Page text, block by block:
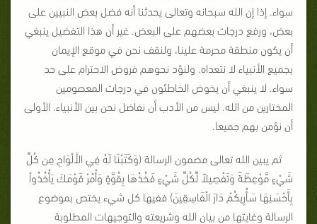
سواء. إذا إن الله سبحانه وتعالى يحدثنا أنه فضل بعض النبيين على
بعض، ورفع درجات بعضهم على البعض. غير أن هذا التفضيل ينبغي
أن يكون منطقة محرمة علينا، ولنقف نحن في موقع الإيمان
بجميع الأنبياء لا نتعداه. ولنؤد نحوهم فروض الاحترام على حد
سواء. لا ينبغي أن يخوض الخاطئون في درجات المعصومين
المختارين من الله. ليس من الأدب أن نفاضل نحن بين الأنبياء. الأولى
أن نؤمن بهم جميعا.
ثم يبين الله تعالى مضمون الرسالة (وَكَتَبْنَا لَهُ فِي الأَلْوَاحِ مِن كُلِّ
شَيْءٍ مَّوْعِظَةً وَتَفْصِيلاً لِّكُلِّ شَيْءٍ فَخُذْهَا بِقُوَّةٍ وَأْمُرْ قَوْمَكَ يَأْخُذُواْ
بِأَحْسَنِهَا سَأُرِيكُمْ دَارَ الْفَاسِقِينَ) ففيها كل شيء يختص بموضوع
الرسالة وغايتها من بيان الله وشريعته والتوجيهات المطلوبة